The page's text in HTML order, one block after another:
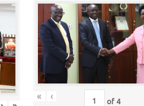
« ‹ of 4